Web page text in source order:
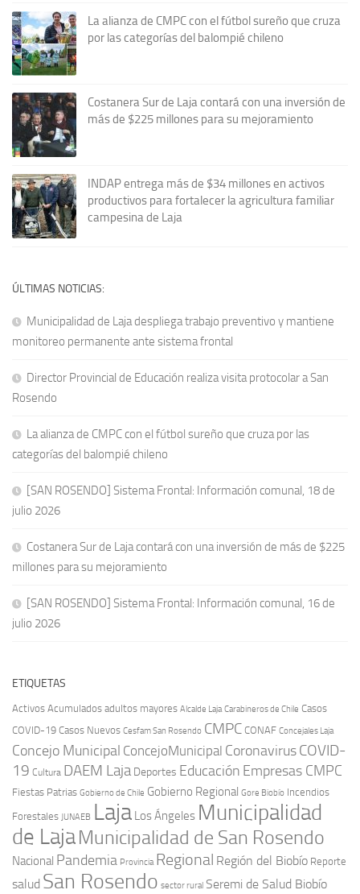
La alianza de CMPC con el fútbol sureño que cruza
por las categorías del balompié chileno
Costanera Sur de Laja contará con una inversión de
más de $225 millones para su mejoramiento
INDAP entrega más de $34 millones en activos
productivos para fortalecer la agricultura familiar
campesina de Laja
ÚLTIMAS NOTICIAS:
Municipalidad de Laja despliega trabajo preventivo y mantiene
monitoreo permanente ante sistema frontal
Director Provincial de Educación realiza visita protocolar a San
Rosendo
La alianza de CMPC con el fútbol sureño que cruza por las
categorías del balompié chileno
[SAN ROSENDO] Sistema Frontal: Información comunal, 18 de
julio 2026
Costanera Sur de Laja contará con una inversión de más de $225
millones para su mejoramiento
[SAN ROSENDO] Sistema Frontal: Información comunal, 16 de
julio 2026
ETIQUETAS
Activos Acumulados adultos mayores Alcalde Laja Carabineros de Chile Casos
COVID-19 Casos Nuevos Cesfam San Rosendo CMPC CONAF Concejales Laja
Concejo Municipal ConcejoMunicipal CoronavirusCOVID-
19 Cultura DAEM Laja Deportes Educación Empresas CMPC
Fiestas Patrias Gobierno de Chile Gobierno Regional Gore Biobío Incendios
Forestales JUNAEB Laja Los Ángeles Municipalidad
de LajaMunicipalidad de San Rosendo
Nacional Pandemia Provincia Regional Región del Biobío Reporte
salud San Rosendo sector rural Seremi de Salud Biobío